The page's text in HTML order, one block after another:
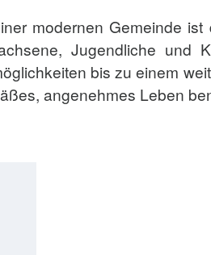
modernen Gemeinde
Jugendliche
bis zu einem
angenehmes Leben